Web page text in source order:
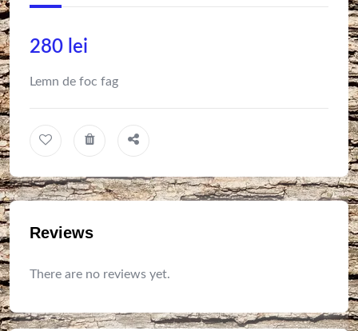
280 lei
Lemn de foc fag
Reviews
There are no reviews yet.